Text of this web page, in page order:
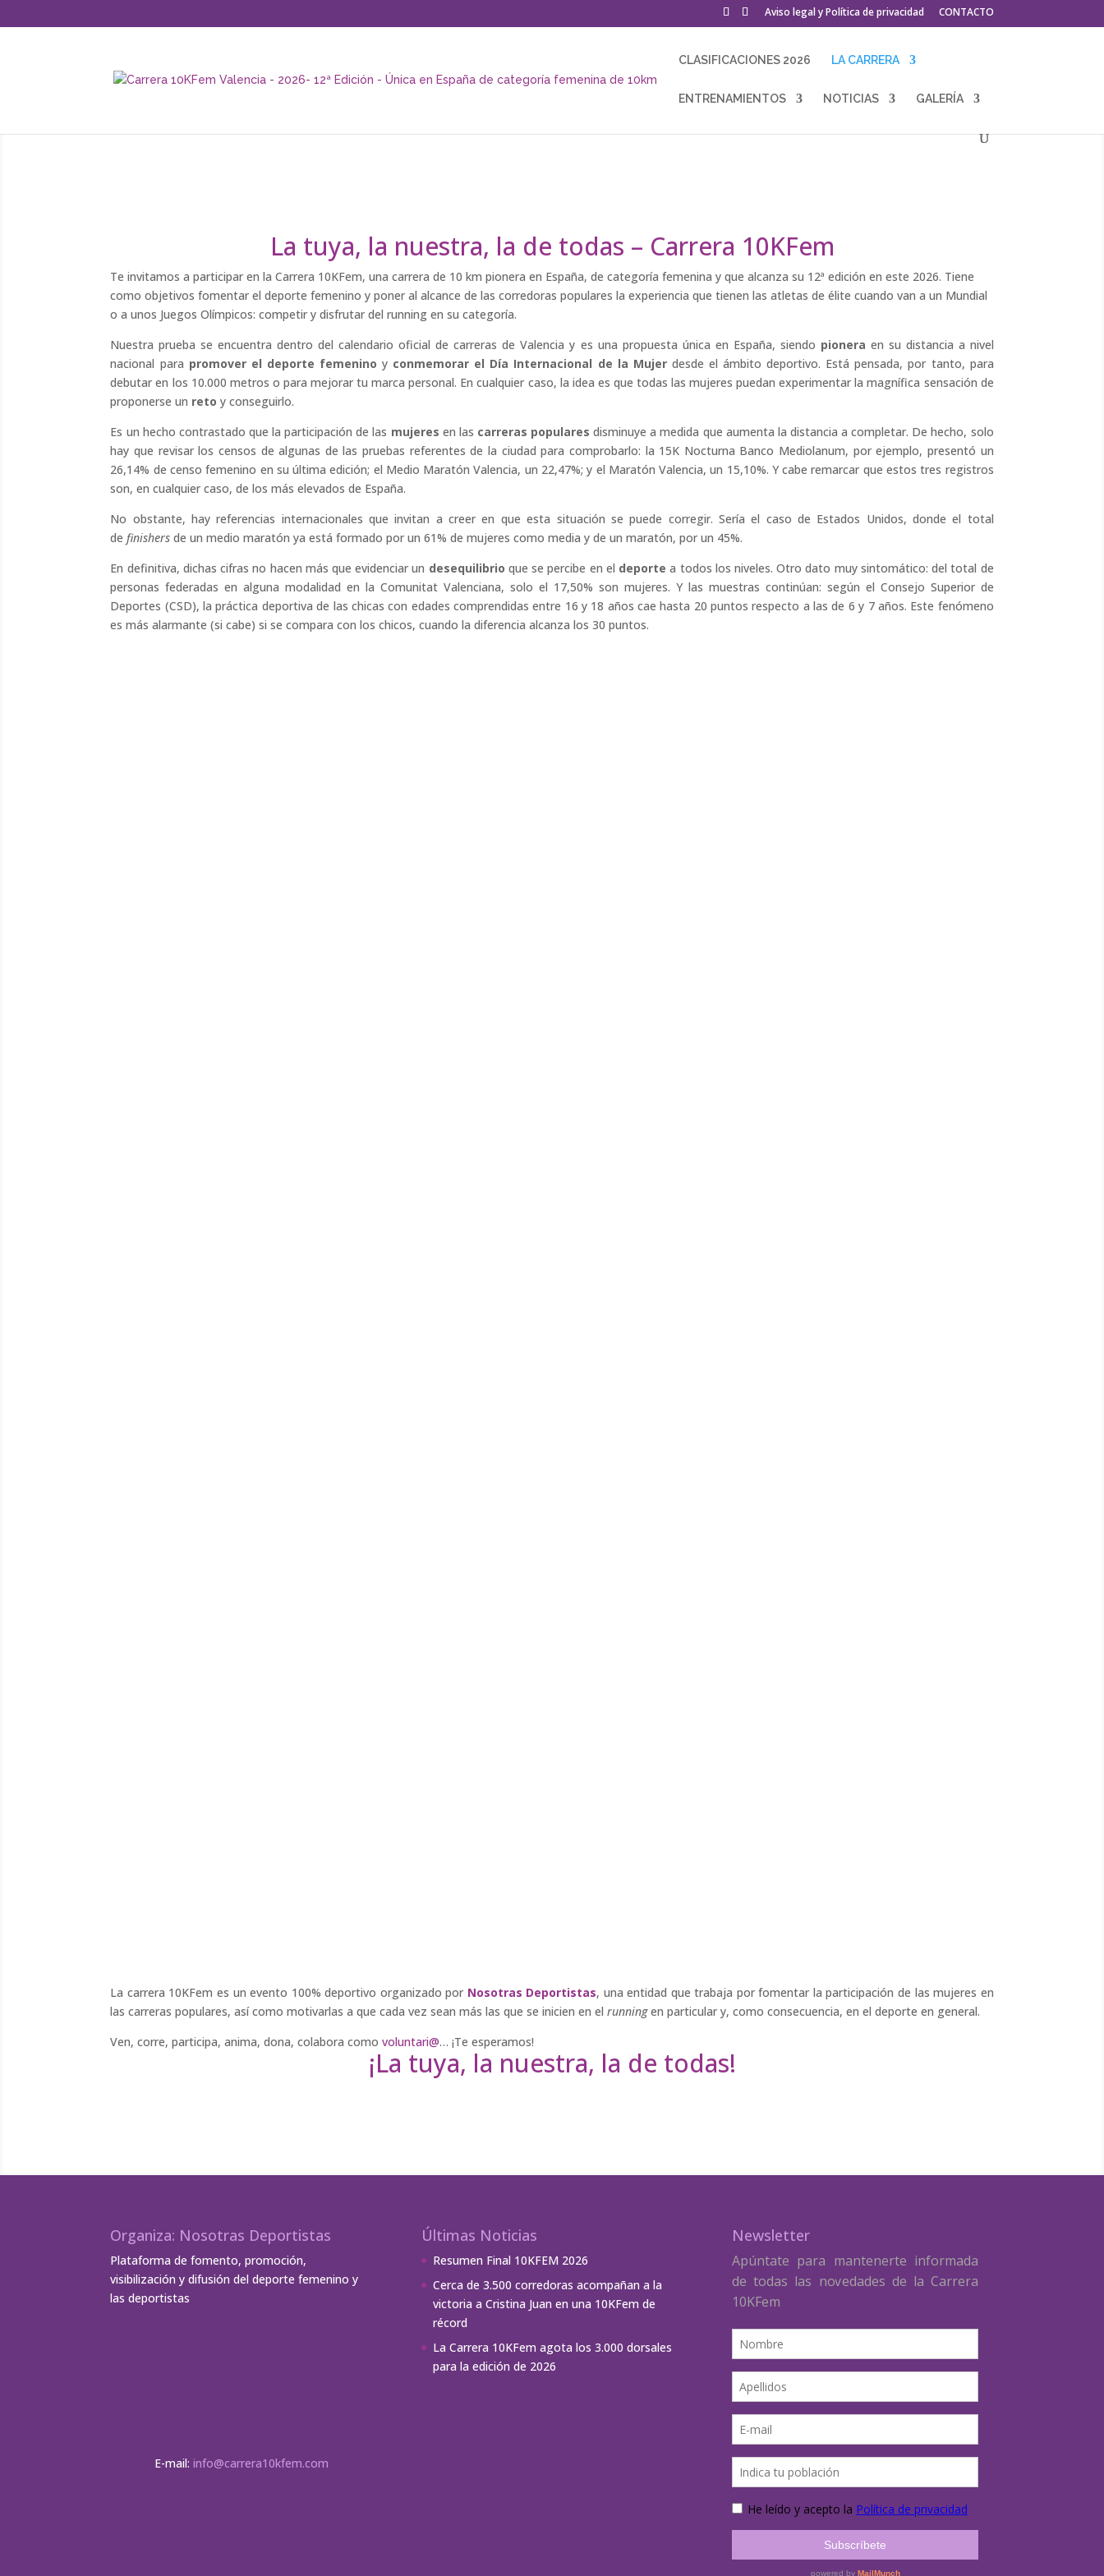
Aviso legal y Política de privacidad CONTACTO
CLASIFICACIONES 2026 LA CARRERA
ENTRENAMIENTOS NOTICIAS GALERÍA
La tuya, la nuestra, la de todas – Carrera 10KFem
Te invitamos a participar en la Carrera 10KFem, una carrera de 10 km pionera en España, de categoría femenina y que alcanza su 12ª edición en este 2026. Tiene
como objetivos fomentar el deporte femenino y poner al alcance de las corredoras populares la experiencia que tienen las atletas de élite cuando van a un Mundial
o a unos Juegos Olímpicos: competir y disfrutar del running en su categoría.
Nuestra prueba se encuentra dentro del calendario oficial de carreras de Valencia y es una propuesta única en España, siendo pionera en su distancia a nivel
nacional para promover el deporte femenino y conmemorar el Día Internacional de la Mujerdesde el ámbito deportivo. Está pensada, por tanto, para
debutar en los 10.000 metros o para mejorar tu marca personal. En cualquier caso, la idea es que todas las mujeres puedan experimentar la magnífica sensación de
proponerse un reto y conseguirlo.
Es un hecho contrastado que la participación de las mujeres en las carreras populares disminuye a medida que aumenta la distancia a completar. De hecho, solo
hay que revisar los censos de algunas de las pruebas referentes de la ciudad para comprobarlo: la 15K Nocturna Banco Mediolanum, por ejemplo, presentó un
26,14% de censo femenino en su última edición; el Medio Maratón Valencia, un 22,47%; y el Maratón Valencia, un 15,10%. Y cabe remarcar que estos tres registros
son, en cualquier caso, de los más elevados de España.
No obstante, hay referencias internacionales que invitan a creer en que esta situación se puede corregir. Sería el caso de Estados Unidos, donde el total
definishers de un medio maratón ya está formado por un 61% de mujeres como media y de un maratón, por un 45%.
En definitiva, dichas cifras no hacen más que evidenciar un desequilibrio que se percibe en el deporte a todos los niveles. Otro dato muy sintomático: del total de
personas federadas en alguna modalidad en la Comunitat Valenciana, solo el 17,50% son mujeres. Y las muestras continúan: según el Consejo Superior de
Deportes (CSD), la práctica deportiva de las chicas con edades comprendidas entre 16 y 18 años cae hasta 20 puntos respecto a las de 6 y 7 años. Este fenómeno
es más alarmante (si cabe) si se compara con los chicos, cuando la diferencia alcanza los 30 puntos.
La carrera 10KFem es un evento 100% deportivo organizado por Nosotras Deportistas, una entidad que trabaja por fomentar la participación de las mujeres en
las carreras populares, así como motivarlas a que cada vez sean más las que se inicien en elrunningen particular y, como consecuencia, en el deporte en general.
Ven, corre, participa, anima, dona, colabora comovoluntari@… ¡Te esperamos!
¡La tuya, la nuestra, la de todas!
Organiza: Nosotras Deportistas
Plataforma de fomento, promoción,
visibilización y difusión del deporte femenino y
las deportistas
E-mail: info@carrera10kfem.com
Últimas Noticias
Resumen Final 10KFEM 2026
Cerca de 3.500 corredoras acompañan a la
victoria a Cristina Juan en una 10KFem de
récord
La Carrera 10KFem agota los 3.000 dorsales
para la edición de 2026
Newsletter